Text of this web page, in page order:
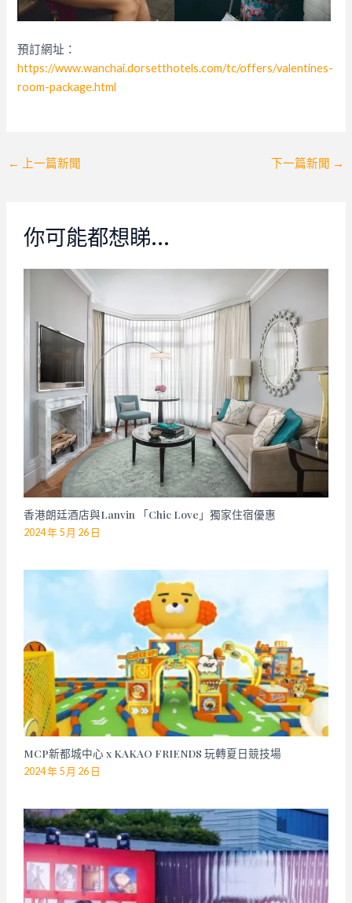
預訂網址：
https://www.wanchai.dorsetthotels.com/tc/offers/valentines-
room-package.html
Post
← 上一篇新聞 下一篇新聞 →
你可能都想睇…
香港朗廷酒店與Lanvin 「Chic Love」獨家住宿優惠
2024 年 5 月 26 日
MCP新都城中心 x KAKAO FRIENDS 玩轉夏日競技場
2024 年 5 月 26 日